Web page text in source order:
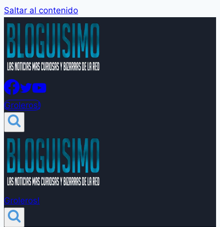
Saltar al contenido
Groleros!
Groleros!